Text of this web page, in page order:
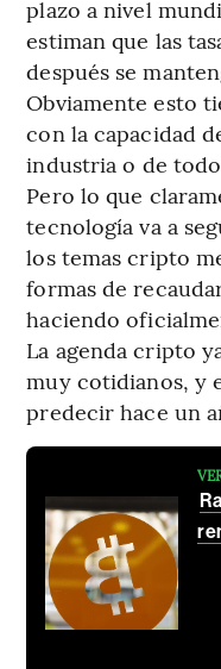
plazo a nivel
estiman que las
después se
Obviamente esto
con la capacidad
industria o de
Pero lo que
tecnología va a
los temas cripto
formas de
haciendo
La agenda cripto
muy cotidianos, y
predecir hace un